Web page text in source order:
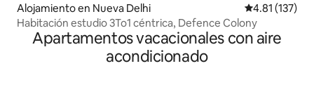
Alojamiento en Nueva Delhi Calificación
4.81 (137)
Habitación estudio 3To1 céntrica, Defence Colony
Apartamentos vacacionales con aire
acondicionado